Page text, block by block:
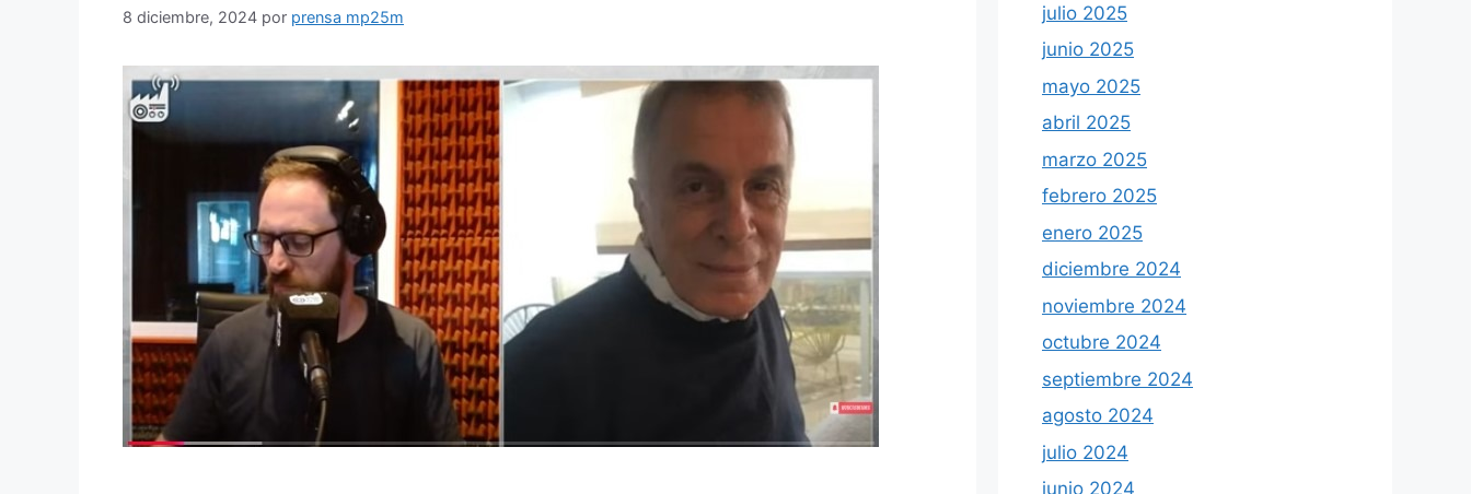
8 diciembre, 2024 por prensa mp25m
julio 2025
junio 2025
mayo 2025
abril 2025
marzo 2025
febrero 2025
enero 2025
diciembre 2024
noviembre 2024
octubre 2024
septiembre 2024
agosto 2024
julio 2024
junio 2024